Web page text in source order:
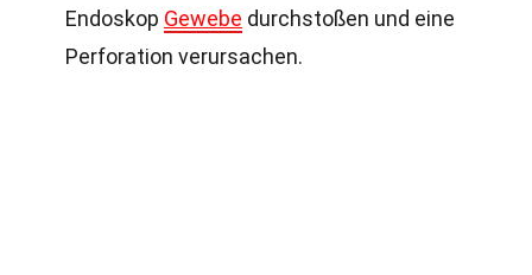
Endoskop Gewebe durchstoßen und eine
Perforation verursachen.